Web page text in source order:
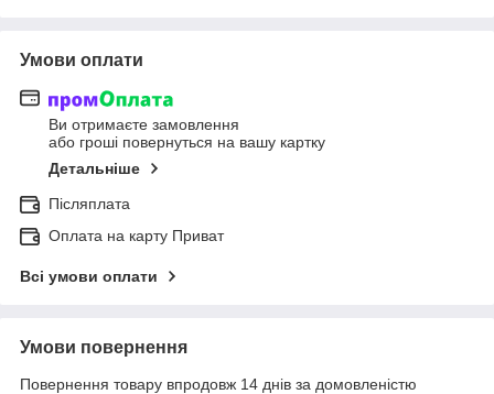
Умови оплати
Ви отримаєте замовлення
або гроші повернуться на вашу картку
Детальніше
Післяплата
Оплата на карту Приват
Всі умови оплати
Умови повернення
Повернення товару впродовж 14 днів за домовленістю